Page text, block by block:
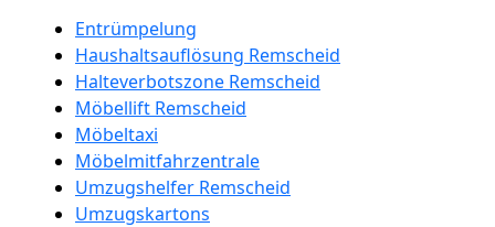
Entrümpelung
Haushaltsauflösung Remscheid
Halteverbotszone Remscheid
Möbellift Remscheid
Möbeltaxi
Möbelmitfahrzentrale
Umzugshelfer Remscheid
Umzugskartons